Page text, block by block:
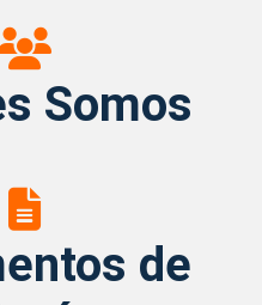
Quienes
Somos
Documentos
de
Interés
de